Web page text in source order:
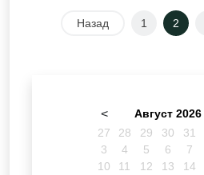
Назад 1 2
< Август 2026
27 28 29 30 31
3
4 5 6 7
10
11 12 13 14